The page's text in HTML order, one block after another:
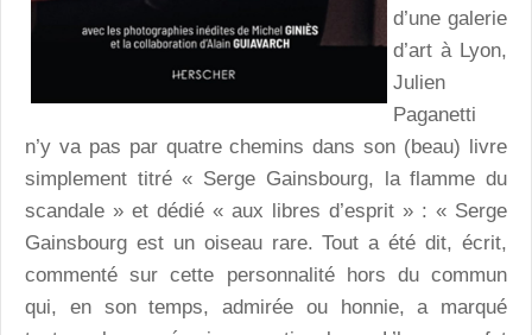
d’une galerie
d’art à Lyon,
Julien
Paganetti
n’y va pas par quatre chemins dans son (beau) livre
simplement titré « Serge Gainsbourg, la flamme du
scandale » et dédié « aux libres d’esprit » : « Serge
Gainsbourg est un oiseau rare. Tout a été dit, écrit,
commenté sur cette personnalité hors du commun
qui, en son temps, admirée ou honnie, a marqué